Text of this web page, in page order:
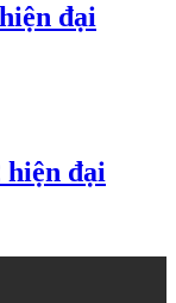
đại
hiện đại